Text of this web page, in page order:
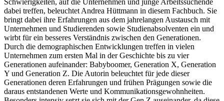
dabei treffen, beleuchtet Andrea Hüttmann in diesem Fachbuch. Sie
bringt dabei ihre Erfahrungen aus dem jahrelangen Austausch mit
Unternehmen und Studierenden sowie Studienabsolventen ein und
wirbt für ein besseres Verständnis zwischen den Generationen.
Durch die demographischen Entwicklungen treffen in vielen
Unternehmen zum ersten Mal in der Geschichte bis zu vier
Generationen aufeinander: Babyboomer, Generation X, Generation
Y und Generation Z. Die Autorin beleuchtet für jede dieser
Generationen deren Erfahrungen und frühen Prägungen sowie die
daraus entstandenen Werte und Kommunikationsgewohnheiten.